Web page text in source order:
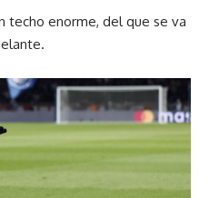
techo enorme, del que se va